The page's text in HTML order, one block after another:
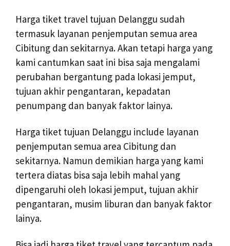
Harga tiket travel tujuan Delanggu sudah
termasuk layanan penjemputan semua area
Cibitung dan sekitarnya. Akan tetapi harga yang
kami cantumkan saat ini bisa saja mengalami
perubahan bergantung pada lokasi jemput,
tujuan akhir pengantaran, kepadatan
penumpang dan banyak faktor lainya.
Harga tiket tujuan Delanggu include layanan
penjemputan semua area Cibitung dan
sekitarnya. Namun demikian harga yang kami
tertera diatas bisa saja lebih mahal yang
dipengaruhi oleh lokasi jemput, tujuan akhir
pengantaran, musim liburan dan banyak faktor
lainya.